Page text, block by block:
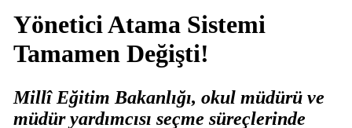
Yönetici Atama Sistemi
Tamamen Değişti!
Millî Eğitim Bakanlığı, okul müdürü ve
müdür yardımcısı seçme süreçlerinde